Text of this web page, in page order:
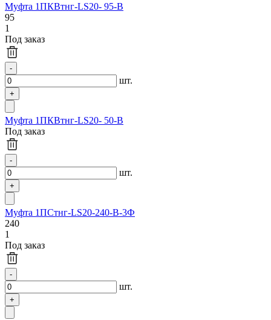
Муфта 1ПКВтнг-LS20- 95-В
95
1
Под заказ
шт.
Муфта 1ПКВтнг-LS20- 50-В
Под заказ
шт.
Муфта 1ПСтнг-LS20-240-В-3Ф
240
1
Под заказ
шт.